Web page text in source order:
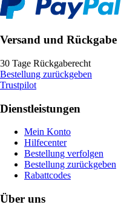
Versand und Rückgabe
30 Tage Rückgaberecht
Bestellung zurückgeben
Trustpilot
Dienstleistungen
Mein Konto
Hilfecenter
Bestellung verfolgen
Bestellung zurückgeben
Rabattcodes
Über uns